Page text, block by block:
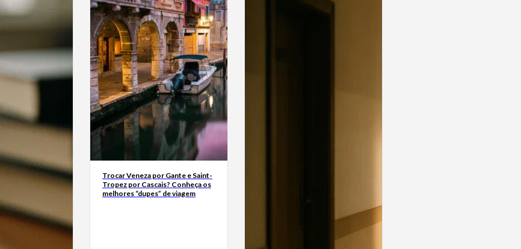
Trocar Veneza por Gante e Saint-
Tropez por Cascais? Conheça os
melhores “dupes” de viagem